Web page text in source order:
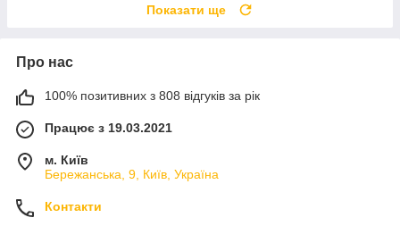
Показати ще
Про нас
100% позитивних з 808 відгуків за рік
Працює з 19.03.2021
м. Київ
Бережанська, 9, Київ, Україна
Контакти